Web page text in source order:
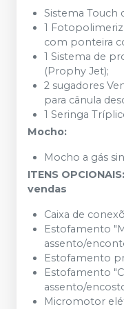
Sistema Touch
1
com ponteira
1 Sistema de
(Prophy Jet);
2 sugadores
para cânula
1 Seringa
Mocho:
Mocho a gás
ITENS
vendas
Caixa de
Estofamento
assento/
Estofamento
Estofamento
assento/
Micromotor